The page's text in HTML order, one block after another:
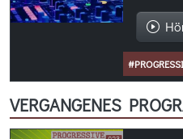
VERGANGENES